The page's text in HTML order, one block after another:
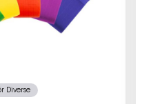
Diverse